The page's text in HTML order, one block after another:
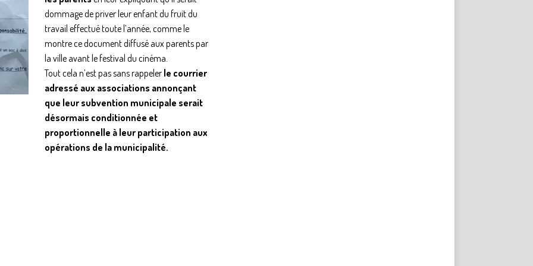
dommage de priver leur enfant du fruit du
travail effectué toute l’année, comme le
montre ce document diffusé aux parents par
la ville avant le festival du cinéma.
Tout cela n’est pas sans rappeler le courrier
adressé aux associations annonçant
que leur subvention municipale serait
désormais conditionnée et
proportionnelle à leur participation aux
opérations de la municipalité.